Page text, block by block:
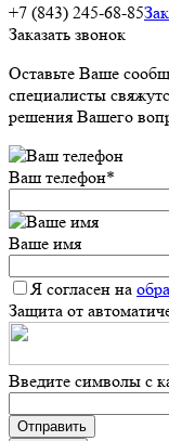
+7 (843) 245-68-85
Заказать звонок
Оставьте Ваше
специалисты
решения Вашего
Ваш телефон*
Ваше имя
Я согласен на
Защита от
Введите символы с